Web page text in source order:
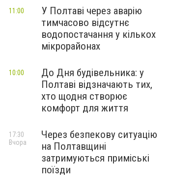
У Полтаві через аварію
тимчасово відсутнє
водопостачання у кількох
мікрорайонах
11:00
До Дня будівельника: у
Полтаві відзначають тих,
хто щодня створює
комфорт для життя
10:00
Через безпекову ситуацію
на Полтавщині
затримуються приміські
поїзди
17:30
Вчора